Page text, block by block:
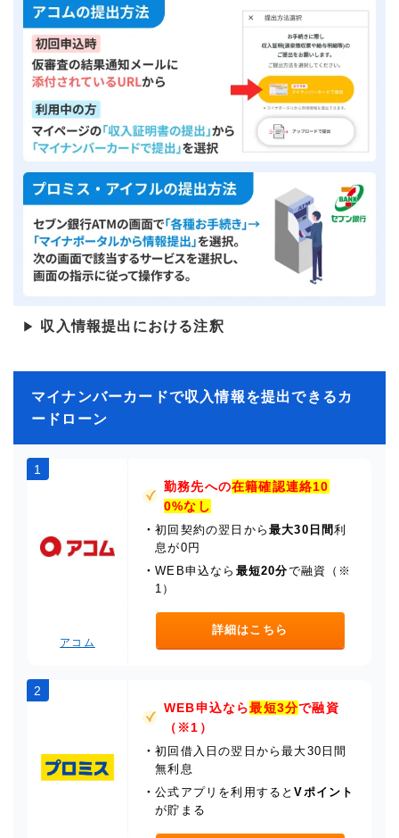
▶ 収入情報提出における注釈
マイナンバーカードで収入情報を提出できるカ
ードローン
1
アコム
勤務先への在籍確認連絡10
0%なし
・初回契約の翌日から最大30日間利
息が0円
・WEB申込なら 最短20分で融資（※
1）
詳細はこちら
2
WEB申込なら最短3分で融資
（※1）
・初回借入日の翌日から最大30日間
無利息
・公式アプリを利用するとVポイント
が貯まる